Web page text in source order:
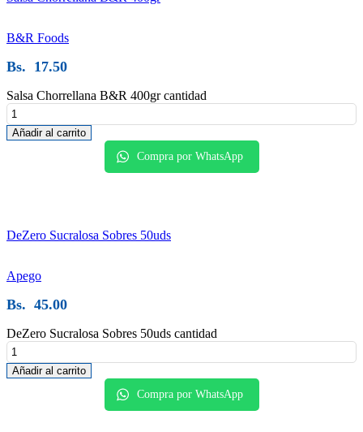
B&R Foods
Bs. 17.50
Salsa Chorrellana B&R 400gr cantidad
Añadir al carrito
Compra por WhatsApp
DeZero Sucralosa Sobres 50uds
Apego
Bs. 45.00
DeZero Sucralosa Sobres 50uds cantidad
Añadir al carrito
Compra por WhatsApp